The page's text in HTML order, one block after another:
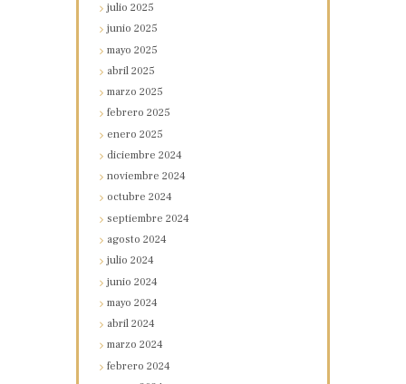
julio2025
junio2025
mayo2025
abril2025
marzo2025
febrero2025
enero2025
diciembre2024
noviembre2024
octubre2024
septiembre2024
agosto2024
julio2024
junio2024
mayo2024
abril2024
marzo2024
febrero2024